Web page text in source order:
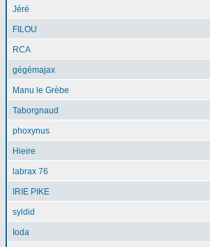
Jéré
FILOU
RCA
gégémajax
Manu le Grèbe
Taborgnaud
phoxynus
Hieire
labrax 76
IRIE PIKE
syldid
Ioda